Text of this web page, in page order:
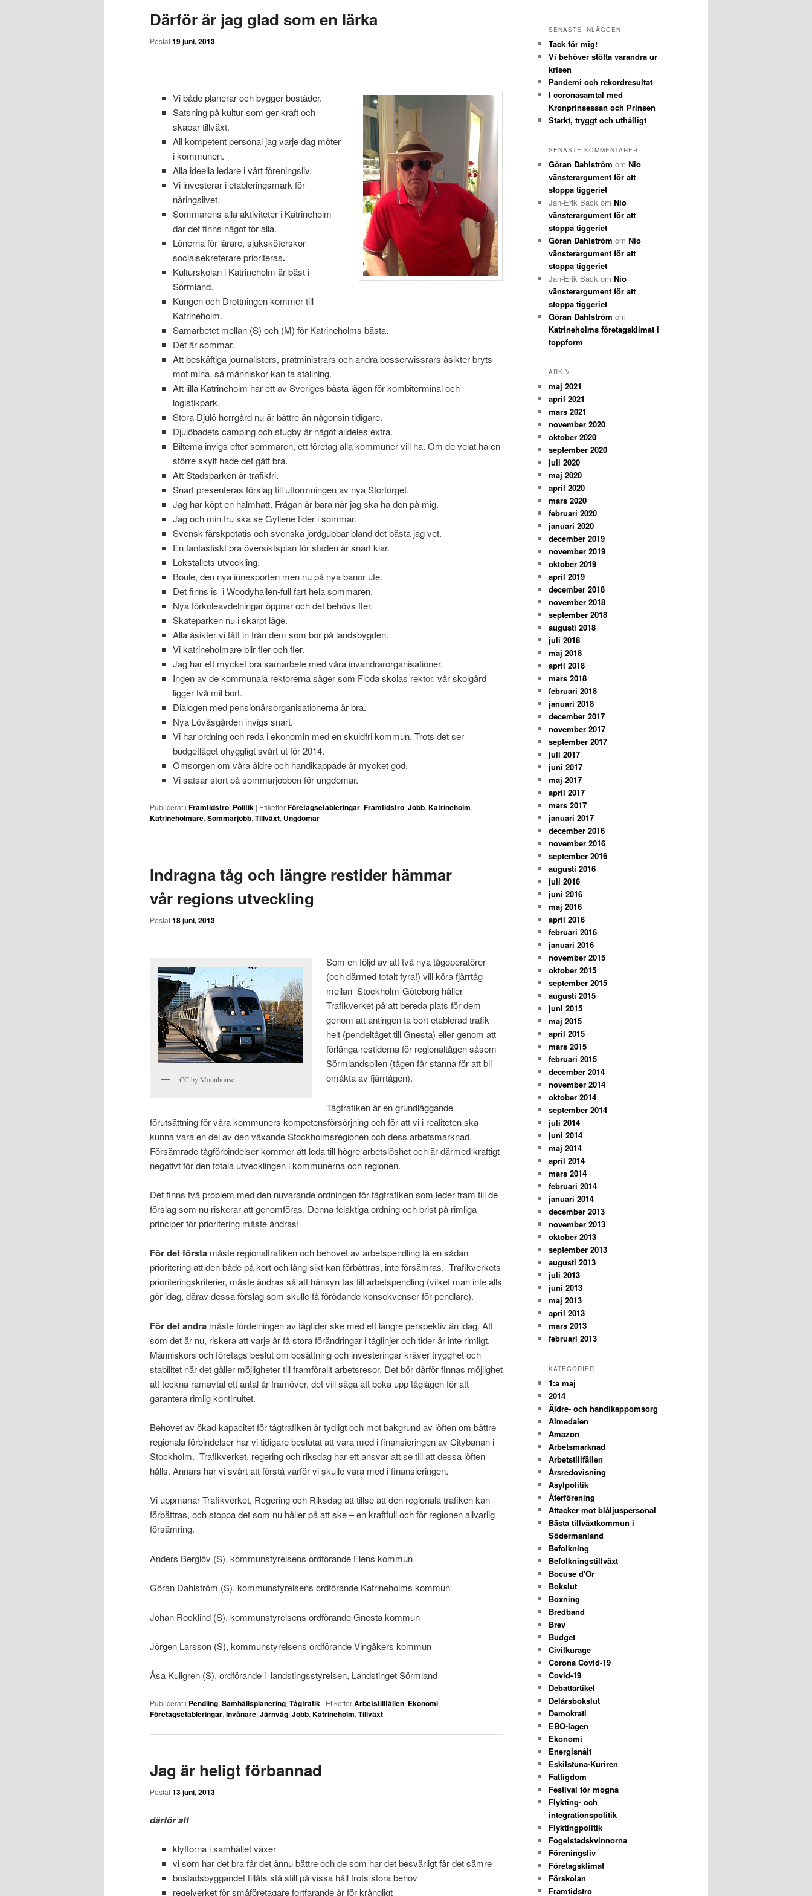
Därför är jag glad som en lärka
Postat19 juni, 2013
Vi både planerar och bygger bostäder.
Satsning på kultur som ger kraft och
skapar tillväxt.
All kompetent personal jag varje dag möter
i kommunen.
Alla ideella ledare i vårt föreningsliv.
Vi investerar i etableringsmark för
näringslivet.
Sommarens alla aktiviteter i Katrineholm
där det finns något för alla.
Lönerna för lärare, sjuksköterskor
socialsekreterare prioriteras.
Kulturskolan i Katrineholm är bäst i
Sörmland.
Kungen och Drottningen kommer till
Katrineholm.
Samarbetet mellan (S) och (M) för Katrineholms bästa.
Det är sommar.
Att beskäftiga journalisters, pratministrars och andra besserwissrars åsikter bryts
mot mina, så människor kan ta ställning.
Att lilla Katrineholm har ett av Sveriges bästa lägen för kombiterminal och
logistikpark.
Stora Djulö herrgård nu är bättre än någonsin tidigare.
Djulöbadets camping och stugby är något alldeles extra.
Biltema invigs efter sommaren, ett företag alla kommuner vill ha. Om de velat ha en
större skylt hade det gått bra.
Att Stadsparken är trafikfri.
Snart presenteras förslag till utformningen av nya Stortorget.
Jag har köpt en halmhatt. Frågan är bara när jag ska ha den på mig.
Jag och min fru ska se Gyllene tider i sommar.
Svensk färskpotatis och svenska jordgubbar-bland det bästa jag vet.
En fantastiskt bra översiktsplan för staden är snart klar.
Lokstallets utveckling.
Boule, den nya innesporten men nu på nya banor ute.
Det finns is i Woodyhallen-full fart hela sommaren.
Nya förkoleavdelningar öppnar och det behövs fler.
Skateparken nu i skarpt läge.
Alla åsikter vi fått in från dem som bor på landsbygden.
Vi katrineholmare blir fler och fler.
Jag har ett mycket bra samarbete med våra invandrarorganisationer.
Ingen av de kommunala rektorerna säger som Floda skolas rektor, vår skolgård
ligger två mil bort.
Dialogen med pensionärsorganisationerna är bra.
Nya Lövåsgården invigs snart.
Vi har ordning och reda i ekonomin med en skuldfri kommun. Trots det ser
budgetläget ohyggligt svårt ut för 2014.
Omsorgen om våra äldre och handikappade är mycket god.
Vi satsar stort på sommarjobben för ungdomar.
Publicerat i Framtidstro, Politik | EtiketterFöretagsetableringar, Framtidstro, Jobb, Katrineholm,
Katrineholmare, Sommarjobb, Tillväxt, Ungdomar
Indragna tåg och längre restider hämmar
vår regions utveckling
Postat18 juni, 2013
CC by Moonhouse
Som en följd av att två nya tågoperatörer
(och därmed totalt fyra!) vill köra fjärrtåg
mellan Stockholm-Göteborg håller
Trafikverket på att bereda plats för dem
genom att antingen ta bort etablerad trafik
helt (pendeltåget till Gnesta) eller genom att
förlänga restiderna för regionaltågen såsom
Sörmlandspilen (tågen får stanna för att bli
omåkta av fjärrtågen).
Tågtrafiken är en grundläggande
förutsättning för våra kommuners kompetensförsörjning och för att vi i realiteten ska
kunna vara en del av den växande Stockholmsregionen och dess arbetsmarknad.
Försämrade tågförbindelser kommer att leda till högre arbetslöshet och är därmed kraftigt
negativt för den totala utvecklingen i kommunerna och regionen.
Det finns två problem med den nuvarande ordningen för tågtrafiken som leder fram till de
förslag som nu riskerar att genomföras. Denna felaktiga ordning och brist på rimliga
principer för prioritering måste ändras!
För det första måste regionaltrafiken och behovet av arbetspendling få en sådan
prioritering att den både på kort och lång sikt kan förbättras, inte försämras. Trafikverkets
prioriteringskriterier, måste ändras så att hänsyn tas till arbetspendling (vilket man inte alls
gör idag, därav dessa förslag som skulle få förödande konsekvenser för pendlare).
För det andra måste fördelningen av tågtider ske med ett längre perspektiv än idag. Att
som det är nu, riskera att varje år få stora förändringar i tåglinjer och tider är inte rimligt.
Människors och företags beslut om bosättning och investeringar kräver trygghet och
stabilitet när det gäller möjligheter till framförallt arbetsresor. Det bör därför finnas möjlighet
att teckna ramavtal ett antal år framöver, det vill säga att boka upp tåglägen för att
garantera rimlig kontinuitet.
Behovet av ökad kapacitet för tågtrafiken är tydligt och mot bakgrund av löften om bättre
regionala förbindelser har vi tidigare beslutat att vara med i finansieringen av Citybanan i
Stockholm. Trafikverket, regering och riksdag har ett ansvar att se till att dessa löften
hålls. Annars har vi svårt att förstå varför vi skulle vara med i finansieringen.
Vi uppmanar Trafikverket, Regering och Riksdag att tillse att den regionala trafiken kan
förbättras, och stoppa det som nu håller på att ske – en kraftfull och för regionen allvarlig
försämring.
Anders Berglöv (S), kommunstyrelsens ordförande Flens kommun
Göran Dahlström (S), kommunstyrelsens ordförande Katrineholms kommun
Johan Rocklind (S), kommunstyrelsens ordförande Gnesta kommun
Jörgen Larsson (S), kommunstyrelsens ordförande Vingåkers kommun
Åsa Kullgren (S), ordförande i landstingsstyrelsen, Landstinget Sörmland
Publicerat i Pendling, Samhällsplanering, Tågtrafik | EtiketterArbetstillfällen, Ekonomi,
Företagsetableringar, Invånare, Järnväg, Jobb, Katrineholm, Tillväxt
Jag är heligt förbannad
Postat13 juni, 2013
därför att
klyftorna i samhället växer
vi som har det bra får det ännu bättre och de som har det besvärligt får det sämre
bostadsbyggandet tillåts stå still på vissa håll trots stora behov
regelverket för småföretagare fortfarande är för krångligt
SENASTE INLÄGGEN
Tack för mig!
Vi behöver stötta varandra ur
krisen
Pandemi och rekordresultat
I coronasamtal med
Kronprinsessan och Prinsen
Starkt, tryggt och uthålligt
SENASTE KOMMENTARER
Göran Dahlström om Nio
vänsterargument för att
stoppa tiggeriet
Jan-Erik Back om Nio
vänsterargument för att
stoppa tiggeriet
Göran Dahlström om Nio
vänsterargument för att
stoppa tiggeriet
Jan-Erik Back om Nio
vänsterargument för att
stoppa tiggeriet
Göran Dahlström om
Katrineholms företagsklimat i
toppform
ARKIV
maj 2021
april 2021
mars 2021
november 2020
oktober 2020
september 2020
juli 2020
maj 2020
april 2020
mars 2020
februari 2020
januari 2020
december 2019
november 2019
oktober 2019
april 2019
december 2018
november 2018
september 2018
augusti 2018
juli 2018
maj 2018
april 2018
mars 2018
februari 2018
januari 2018
december 2017
november 2017
september 2017
juli 2017
juni 2017
maj 2017
april 2017
mars 2017
januari 2017
december 2016
november 2016
september 2016
augusti 2016
juli 2016
juni 2016
maj 2016
april 2016
februari 2016
januari 2016
november 2015
oktober 2015
september 2015
augusti 2015
juni 2015
maj 2015
april 2015
mars 2015
februari 2015
december 2014
november 2014
oktober 2014
september 2014
juli 2014
juni 2014
maj 2014
april 2014
mars 2014
februari 2014
januari 2014
december 2013
november 2013
oktober 2013
september 2013
augusti 2013
juli 2013
juni 2013
maj 2013
april 2013
mars 2013
februari 2013
KATEGORIER
1:a maj
2014
Äldre- och handikappomsorg
Almedalen
Amazon
Arbetsmarknad
Arbetstillfällen
Årsredovisning
Asylpolitik
Återförening
Attacker mot blåljuspersonal
Bästa tillväxtkommun i
Södermanland
Befolkning
Befolkningstillväxt
Bocuse d'Or
Bokslut
Boxning
Bredband
Brev
Budget
Civilkurage
Corona Covid-19
Covid-19
Debattartikel
Delårsbokslut
Demokrati
EBO-lagen
Ekonomi
Energisnålt
Eskilstuna-Kuriren
Fattigdom
Festival för mogna
Flykting- och
integrationspolitik
Flyktingpolitik
Fogelstadskvinnorna
Föreningsliv
Företagsklimat
Förskolan
Framtidstro